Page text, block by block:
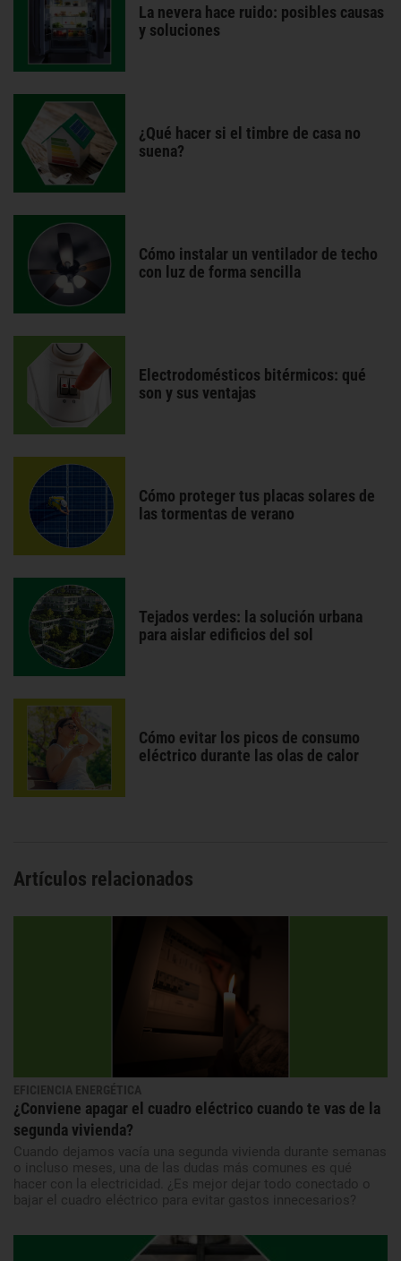
La nevera hace ruido: posibles causas
y soluciones
¿Qué hacer si el timbre de casa no
suena?
Cómo instalar un ventilador de techo
con luz de forma sencilla
Electrodomésticos bitérmicos: qué
son y sus ventajas
Cómo proteger tus placas solares de
las tormentas de verano
Tejados verdes: la solución urbana
para aislar edificios del sol
Cómo evitar los picos de consumo
eléctrico durante las olas de calor
Artículos relacionados
EFICIENCIA ENERGÉTICA
¿Conviene apagar el cuadro eléctrico cuando te vas de la
segunda vivienda?
Cuando dejamos vacía una segunda vivienda durante semanas
o incluso meses, una de las dudas más comunes es qué
hacer con la electricidad. ¿Es mejor dejar todo conectado o
bajar el cuadro eléctrico para evitar gastos innecesarios?